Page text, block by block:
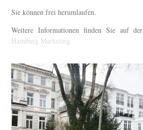
Sie können frei herumlaufen.
Weitere Informationen finden Sie auf der
Hamburg Marketing.